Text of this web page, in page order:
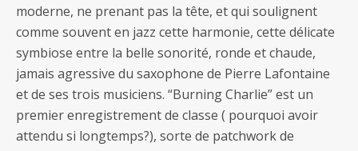
moderne, ne prenant pas la tête, et qui soulignent
comme souvent en jazz cette harmonie, cette délicate
symbiose entre la belle sonorité, ronde et chaude,
jamais agressive du saxophone de Pierre Lafontaine
et de ses trois musiciens. “Burning Charlie” est un
premier enregistrement de classe ( pourquoi avoir
attendu si longtemps?), sorte de patchwork de